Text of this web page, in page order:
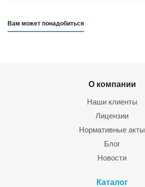
Вам может понадобиться
О компании
Наши клиенты
Лицензии
Нормативные акты
Блог
Новости
Каталог